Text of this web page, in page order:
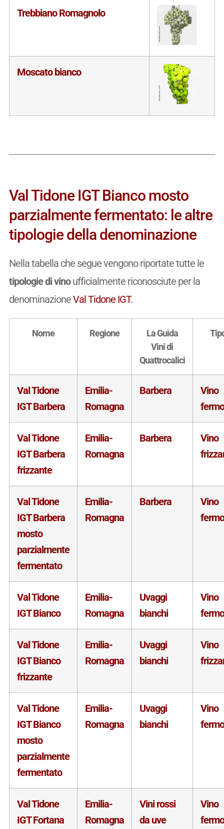
Trebbiano Romagnolo
Moscato bianco
Val Tidone IGT Bianco mosto
parzialmente fermentato: le altre
tipologie della denominazione
Nella tabella che segue vengono riportate tutte le
tipologie di vinoufficialmente riconosciute per la
denominazioneVal Tidone IGT.
Nome Regione
La Guida
Vini di
Quattrocalici
Val Tidone
IGT Barbera
Emilia-
Romagna
Barbera
Vino
fermo
Val Tidone
IGT Barbera
frizzante
Emilia-
Romagna
Barbera
Vino
Val Tidone
IGT Barbera
mosto
parzialmente
fermentato
Emilia-
Romagna
Barbera
Vino
fermo
Val Tidone
IGT Bianco
Emilia-
Romagna
Uvaggi
bianchi
Vino
fermo
Val Tidone
IGT Bianco
frizzante
Emilia-
Romagna
Uvaggi
bianchi
Vino
Val Tidone
IGT Bianco
mosto
parzialmente
fermentato
Emilia-
Romagna
Uvaggi
bianchi
Vino
fermo
Val Tidone
IGT Fortana
Emilia-
Romagna
Vini rossi
da uve
Vino
fermo